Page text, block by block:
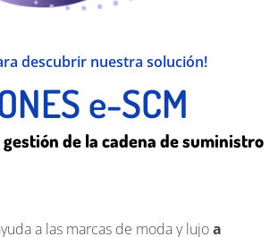
descubrir nuestra solución!
e-SCM
de la cadena de suministro
a las marcas de moda y lujoa